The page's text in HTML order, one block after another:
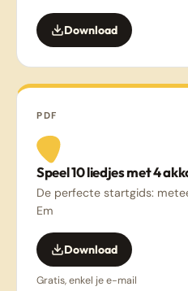
Download
PDF
Speel 10 liedjes met 4
De perfecte startgids:
Em
Download
Gratis, enkel je e-mail